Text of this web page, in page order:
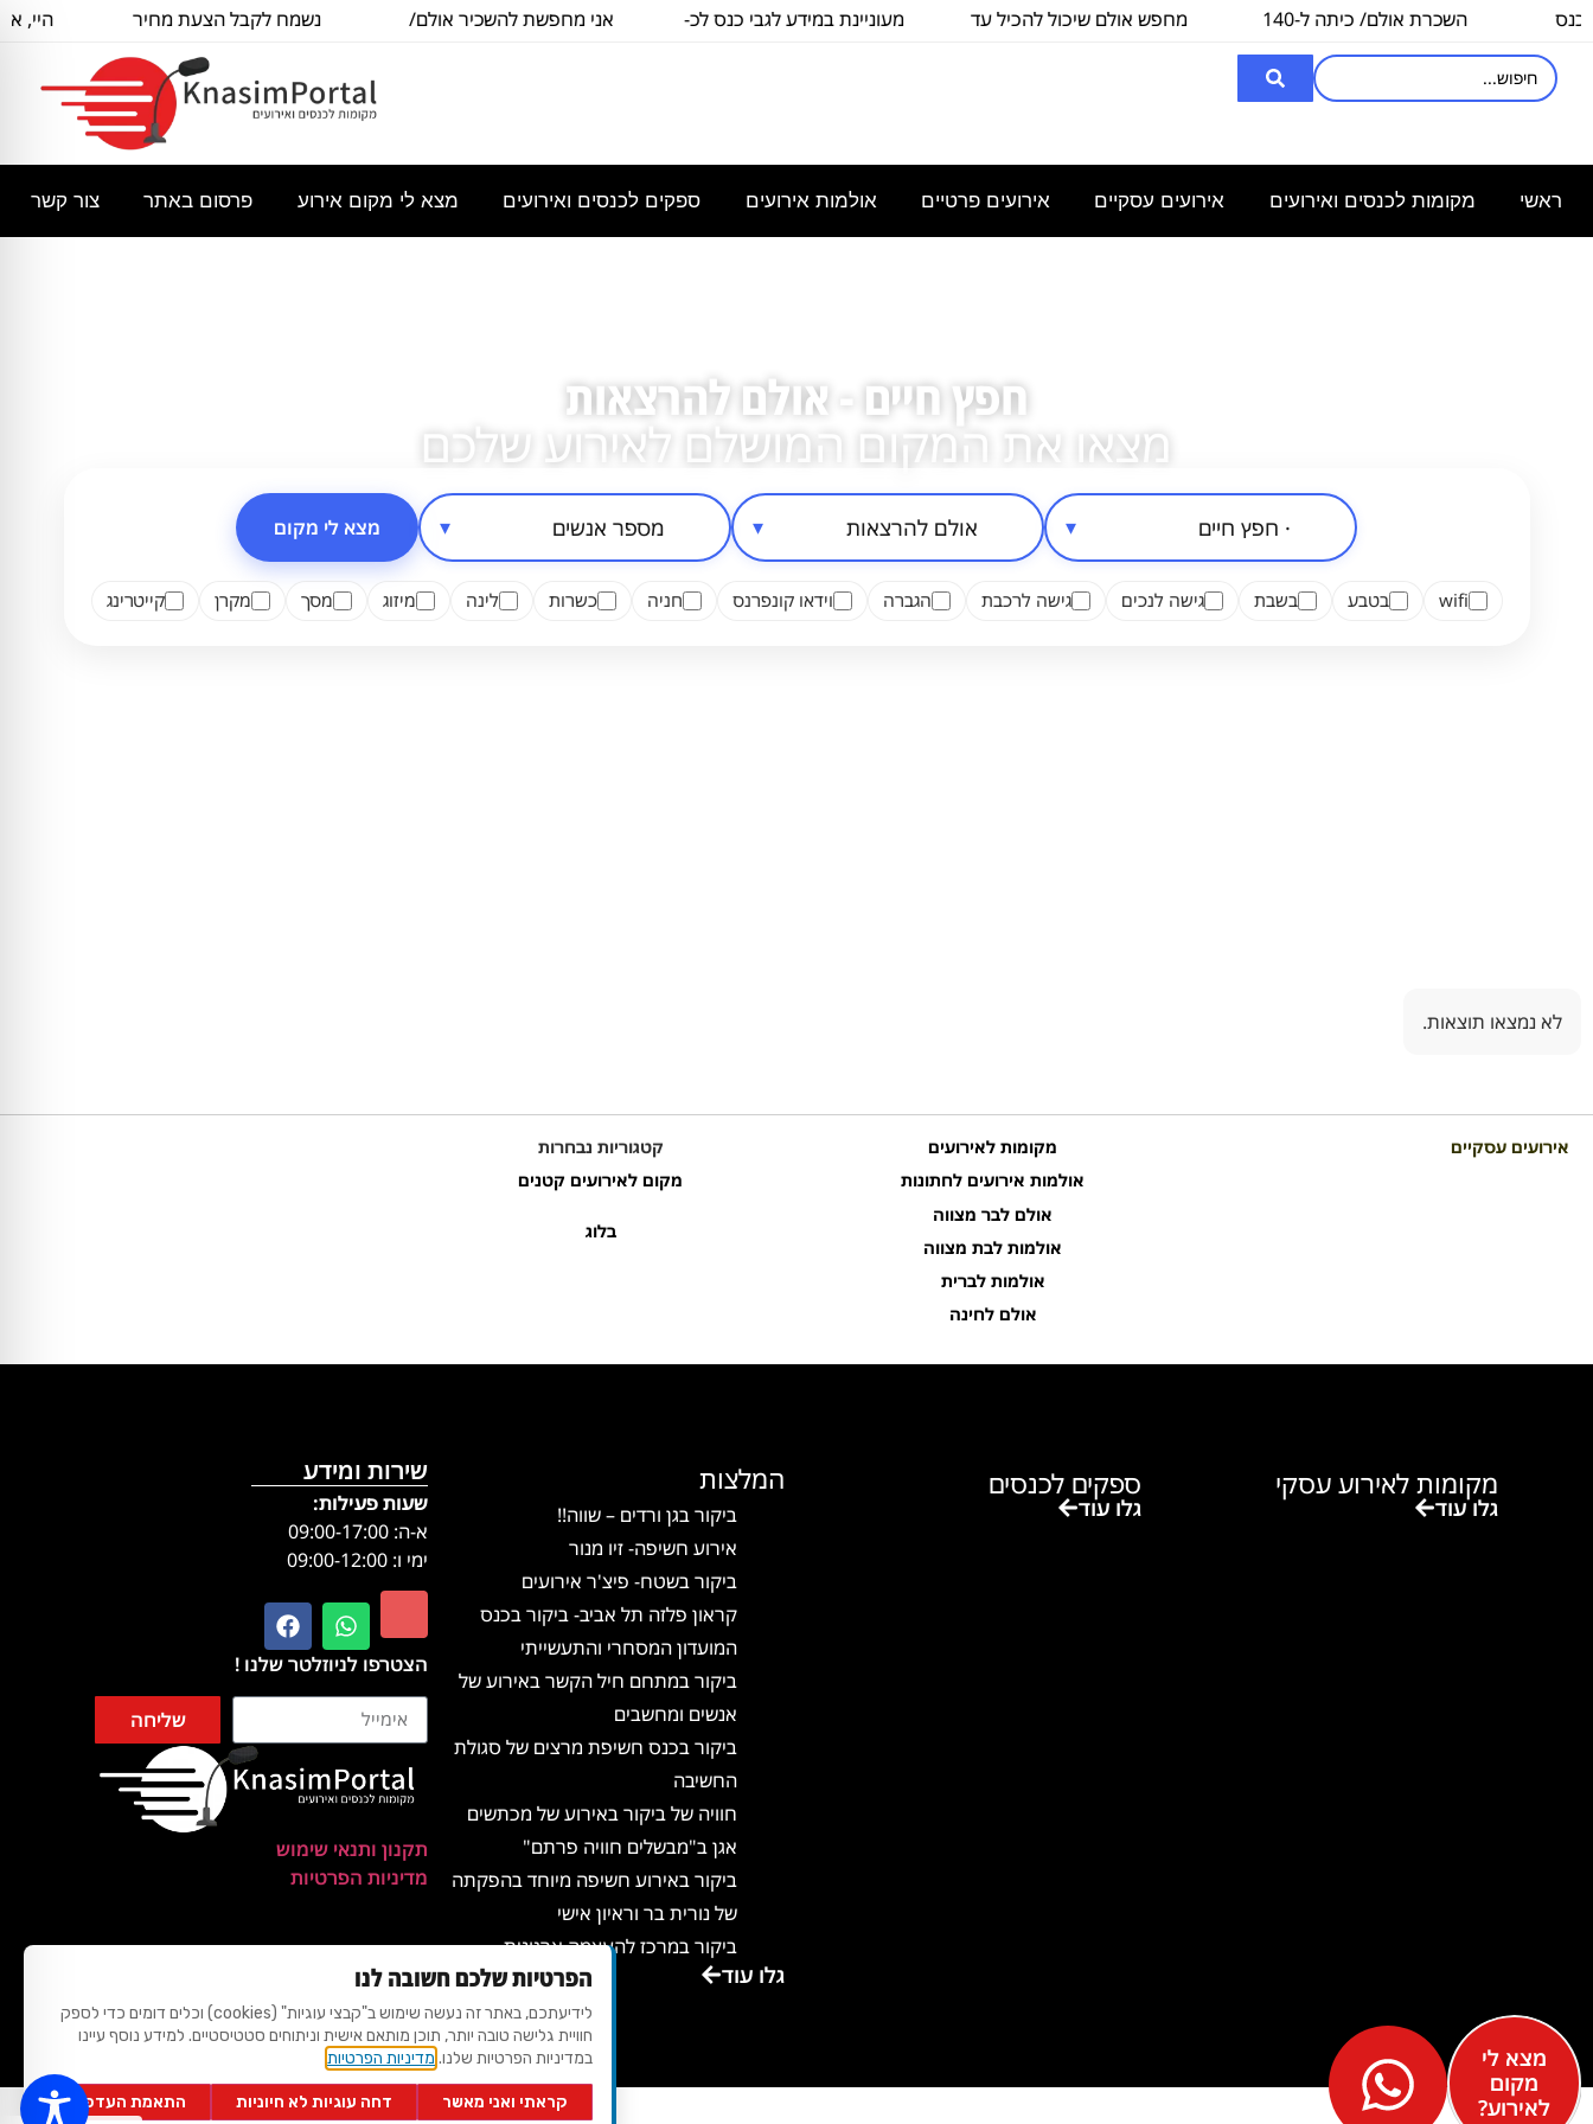
השכרת אולם/ כיתה ל-140
איש, לצורך
מחפש אולם שיכול להכיל עד
מעוניינת במידע לגבי כנס לכ-
אני מחפשת להשכיר אולם/
נשמח לקבל הצעת מחיר
בסיסית עבור
היי,
ראשי מקומות לכנסים ואירועים אירועים עסקיים אירועים פרטיים אולמות אירועים ספקים לכנסים ואירועים מצא לי מקום אירוע פרסום באתר צור קשר
חפץ חיים - אולם להרצאות
מצאו את המקום המושלם לאירוע שלכם
אזור בארץ
סיווג מקום
מספר אנשים מצא לי מקום
wifi בטבע בשבת גישה לנכים גישה לרכבת הגברה וידאו קונפרנס חניה כשרות לינה מיזוג מסך מקרן קייטרינג
לא נמצאו תוצאות.
מצא לי
מקום
לאירוע?
אירועים עסקיים
מקומות לאירועים
אולמות אירועים לחתונות
אולם לבר מצווה
אולמות לבת מצווה
אולמות לברית
אולם לחינה
קטגוריות נבחרות
מקום לאירועים קטנים
בלוג
מקומות לאירוע עסקי
גלו עוד
ספקים לכנסים
גלו עוד
המלצות
ביקור בגן ורדים – שווה!!
אירוע חשיפה- זיו מנור
ביקור בשטח- פיצ'ר אירועים
קראון פלזה תל אביב- ביקור בכנס
המועדון המסחרי והתעשייתי
ביקור במתחם חיל הקשר באירוע של
אנשים ומחשבים
ביקור בכנס חשיפת מרצים של סגולת
החשיבה
חוויה של ביקור באירוע של מכתשים
אגן ב"מבשלים חוויה פרתם"
ביקור באירוע חשיפה מיוחד בהפקתה
של נורית בר וראיון אישי
ביקור במרכז להעצמה ארגונית
ואישית – שדות ישראל
ביקור באגדת דשא – מקום מהאגדות
ביקור במרכז הכנסים משכנות שאננים
גלו עוד
שירות ומידע
שעות פעילות:
א-ה: 09:00-17:00
ימי ו: 09:00-12:00
הצטרפו לניוזלטר שלנו !
שליחה
תקנון ותנאי שימוש
מדיניות הפרטיות
הפרטיות שלכם חשובה לנו
לידיעתכם, באתר זה נעשה שימוש ב"קבצי עוגיות" (cookies) וכלים דומים כדי לספק
חוויית גלישה טובה יותר, תוכן מותאם אישית וניתוחים סטטיסטיים. למידע נוסף עיינו
במדיניות הפרטיות שלנו. מדיניות הפרטיות
קראתי ואני מאשר דחה עוגיות לא חיוניות
התאמת העדפות